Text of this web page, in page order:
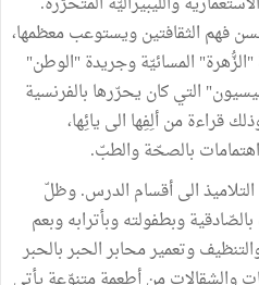
فهم الثقافتين ويستوعب معظمها،
المسائيّة وجريدة "الوطن"
التي كان يحرّرها بالفرنسية
قراءة من ألِفِها الى يائِها،
بالصحّة والطبّ.
الى أقسام الدرس. وظلّ
وبطفولته وبأترابه وبعم
وتعمير محابر الحبر بالحبر